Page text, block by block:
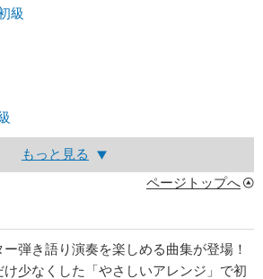
級
もっと見る
ページトップへ
弾き語り演奏を楽しめる曲集が登場！
少なくした「やさしいアレンジ」で初